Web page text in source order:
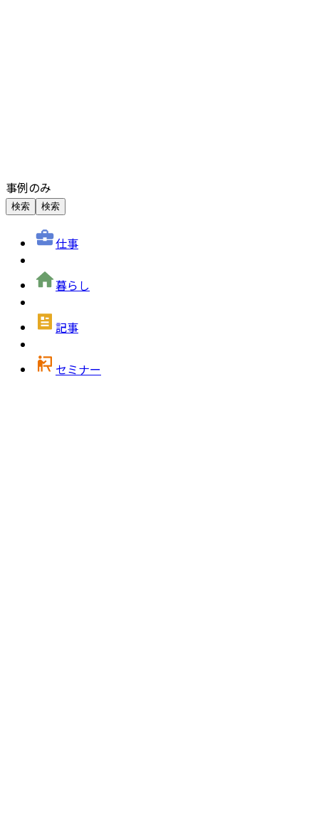
事例のみ
検索 検索
仕事
暮らし
記事
セミナー